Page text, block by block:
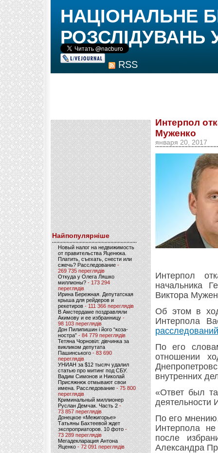
RSS
НАЦІОНАЛЬНЕ
РОЗСЛІДУВАНЬ
Найпопулярніше
Новый налог на недвижимость
от правительства Яценюка.
Платить, съехать, снести или
сжечь? Расследование-
269 735 переглядів
Откуда у Олега Ляшко
миллионы? - 173 294
переглядів
Ирина Бережная. Депутатская
крыша для рейдеров и
рекетиров - 111 366 переглядів
В Амстердаме поздравляли
Акимову и ее избранницу -
98 103 переглядів
Дон Пилипишин і його “коза-
ностра” - 84 779 переглядів
Тетяна Чорновіл: дівчинка за
викликом депутата
Пашинського- 83 690
переглядів
УНИАН за $12 тысяч удалил
статью про митинг под СБУ.
Вадим Симонов и Николай
Присяжнюк отмывают свои
имена. Расследование - 75 800
переглядів
Криминальный миллионер
Руслан Демчак. Часть 2-
73 857 переглядів
Донецкое «Межигорье»
Татьяны Бахтеевой ждет
экспроприаторов. 10 фото -
73 289 переглядів
Мегадекларация Антона
Яценко - 72 091 переглядів
Интерпол
Муженко
января 20, 2017
Интерпол
начальника
Виктора
Об этом в
Интерпола
По его
отношении
внутренних
«Ответ был
По его
Интерпола
после
Александра